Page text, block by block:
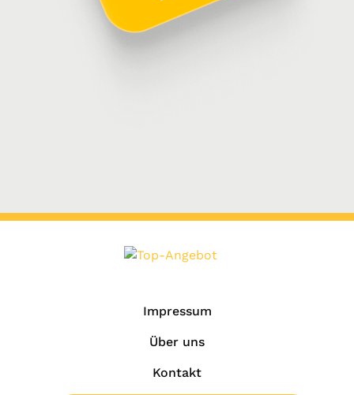
Impressum
Über uns
Kontakt